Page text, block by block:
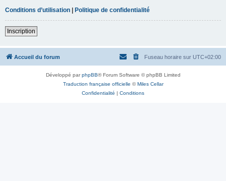
Conditions d’utilisation | Politique de confidentialité
Inscription
Accueil du forum Fuseau horaire sur UTC+02:00
Développé parphpBB® Forum Software © phpBB Limited
Traduction française officielle ©Miles Cellar
Confidentialité | Conditions